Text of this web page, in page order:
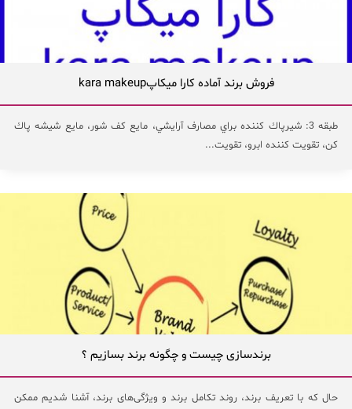
فروش برند آماده كارا ميكاپkara makeup
طبقه 3: شيرپاك كننده براي مصارف آرايشي، مايع كف شور، مايع شيشه پاك
كن، تقويت كننده ابرو، تقويت...
برندسازی چیست و چگونه برند بسازیم ؟
حال که با تعریف برند، روند تکامل برند و ویژگی‌های برند، آشنا شدیم ممکن